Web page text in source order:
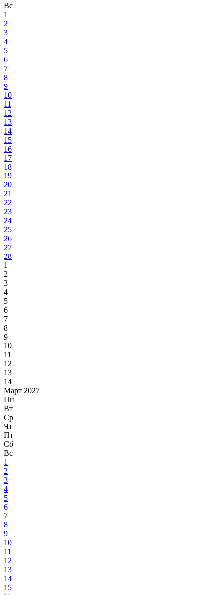
Вс
1
2
3
4
5
6
7
8
9
10
11
12
13
14
15
16
17
18
19
20
21
22
23
24
25
26
27
28
1
2
3
4
5
6
7
8
9
10
11
12
13
14
Март 2027
Пн
Вт
Ср
Чт
Пт
Сб
Вс
1
2
3
4
5
6
7
8
9
10
11
12
13
14
15